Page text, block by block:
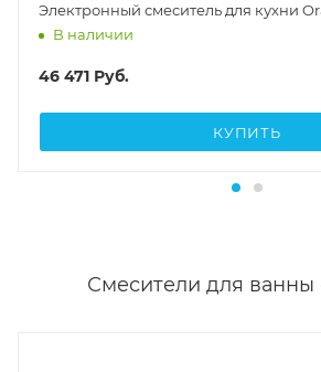
Электронный смеситель для кухни
В наличии
46 471 Руб.
КУПИТЬ
Смесители для